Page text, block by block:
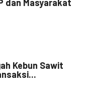
dan Masyarakat
Kebun Sawit